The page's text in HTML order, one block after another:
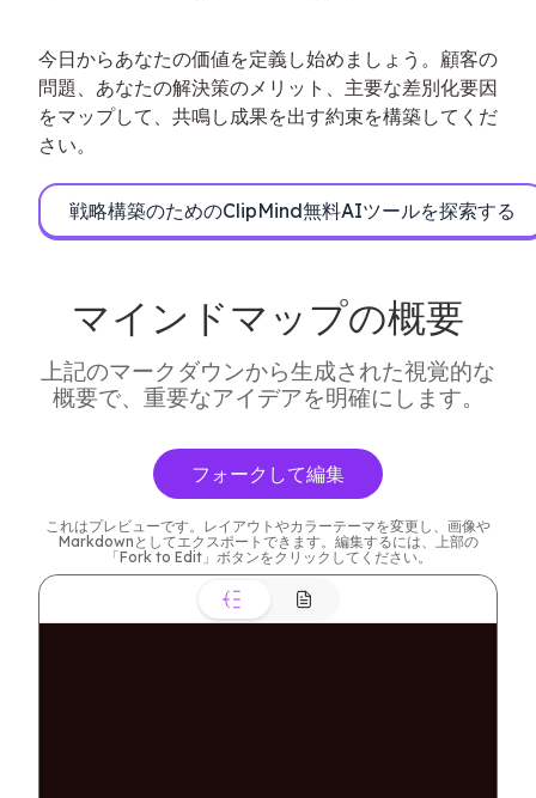
今日からあなたの価値を定義し始めましょう。顧客の
問題、あなたの解決策のメリット、主要な差別化要因
をマップして、共鳴し成果を出す約束を構築してくだ
さい。
戦略構築のためのClipMind無料AIツールを探索する
マインドマップの概要
上記のマークダウンから生成された視覚的な
概要で、重要なアイデアを明確にします。
フォークして編集
これはプレビューです。レイアウトやカラーテーマを変更し、画像や
Markdownとしてエクスポートできます。編集するには、上部の
「Fork to Edit」ボタンをクリックしてください。